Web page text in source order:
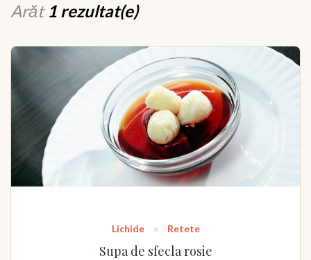
Arăt 1 rezultat(e)
Lichide Retete
Supa de sfecla rosie